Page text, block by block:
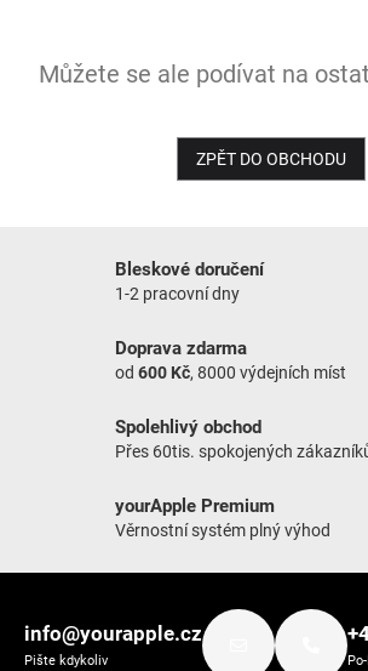
Můžete se ale podívat na
ZPĚT DO OBCHODU
Bleskové doručení
1-2 pracovní dny
Doprava zdarma
od 600 Kč, 8000 výdejních míst
Spolehlivý obchod
Přes 60tis. spokojených
yourApple Premium
Věrnostní systém plný výhod
info@yourapple.cz
Pište kdykoliv